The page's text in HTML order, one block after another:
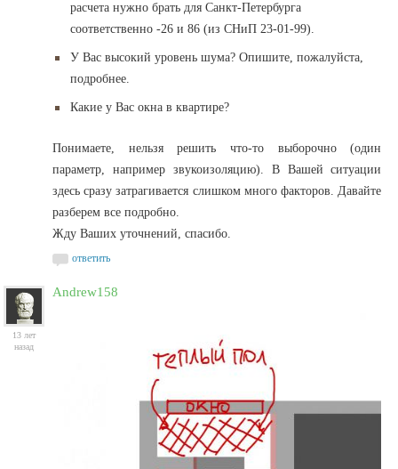
расчета нужно брать для Санкт-Петербурга
соответственно -26 и 86 (из СНиП 23-01-99).
У Вас высокий уровень шума? Опишите, пожалуйста,
подробнее.
Какие у Вас окна в квартире?
Понимаете, нельзя решить что-то выборочно (один
параметр, например звукоизоляцию). В Вашей ситуации
здесь сразу затрагивается слишком много факторов. Давайте
разберем все подробно.
Жду Ваших уточнений, спасибо.
ответить
13 лет
назад
Andrew158